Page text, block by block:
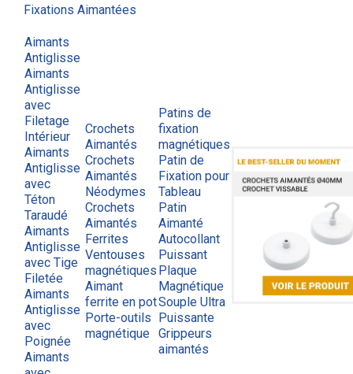
Fixations Aimantées
Aimants
Antiglisse
Aimants
Antiglisse
avec
Filetage
Intérieur
Aimants
Antiglisse
avec
Téton
Taraudé
Aimants
Antiglisse
avec Tige
Filetée
Aimants
Antiglisse
avec
Poignée
Aimants
Crochets
Aimantés
Crochets
Aimantés
Néodymes
Crochets
Aimantés
Ferrites
Ventouses
magnétiques
Aimant
ferrite en pot
Porte-outils
magnétique
Patins de
fixation
magnétiques
Patin de
Fixation pour
Tableau
Patin
Aimanté
Autocollant
Puissant
Plaque
Magnétique
Souple Ultra
Puissante
Grippeurs
aimantés